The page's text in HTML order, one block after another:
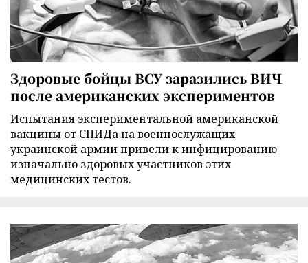
Здоровые бойцы ВСУ заразились ВИЧ
после американских экспериментов
Испытания экспериментальной американской
вакцины от СПИДа на военнослужащих
украинской армии привели к инфицированию
изначально здоровых участников этих
медицинских тестов.